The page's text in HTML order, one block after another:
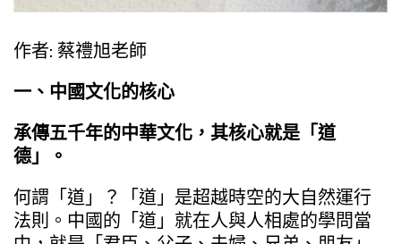
作者: 蔡禮旭老師
一、中國文化的核心
承傳五千年的中華文化，其核心就是「道
德」。
何謂「道」？「道」是超越時空的大自然運行
法則。中國的「道」就在人與人相處的學問當